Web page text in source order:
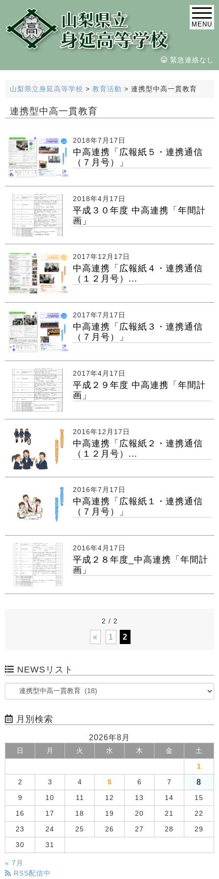
MENU
緊急連絡なし
山梨県立身延高等学校 > 教育活動 > 連携型中高一貫教育
連携型中高一貫教育
2018年7月17日
中高連携「広報紙５・連携通信
（７月号）」
2018年4月17日
平成３０年度 中高連携「年間計
画」
2017年12月17日
中高連携「広報紙４・連携通信
（１２月号）...
2017年7月17日
中高連携「広報紙３・連携通信
（７月号）」
2017年4月17日
平成２９年度 中高連携「年間計
画」
2016年12月17日
中高連携「広報紙２・連携通信
（１２月号）...
2016年7月17日
中高連携「広報紙１・連携通信
（７月号）」
2016年4月17日
平成２８年度_中高連携「年間計
画」
2 / 2
« 1 2
NEWSリスト
月別検索
2026年8月
日 月 火 水 木 金 土
1
2 3 4 5 6 7 8
9 10 11 12 13 14 15
16 17 18 19 20 21 22
23 24 25 26 27 28 29
30 31
« 7月
RSS配信中